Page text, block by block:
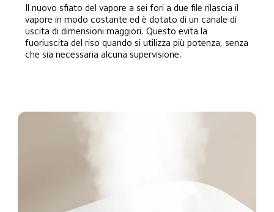
Il nuovo sfiato del vapore a sei fori a due file rilascia il
vapore in modo costante ed è dotato di un canale di
uscita di dimensioni maggiori. Questo evita la
fuoriuscita del riso quando si utilizza più potenza, senza
che sia necessaria alcuna supervisione.